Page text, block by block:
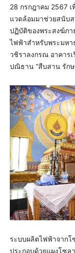
28 กรกฎาคม 2567
แวดล้อมมาช่วยสนับ
ปฏิบัติของพระสงฆ์ภา
ไฟฟ้าสำหรับพระมหา
วชิราลงกรณ อาคาร
ปณิธาน “สืบสาน รักษ
ระบบผลิตไฟฟ้าจากโ
ประกอบด้วยแผงโซล